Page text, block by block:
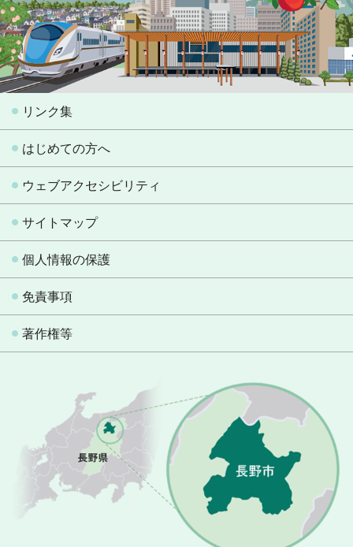
リンク集
はじめての方へ
ウェブアクセシビリティ
サイトマップ
個人情報の保護
免責事項
著作権等